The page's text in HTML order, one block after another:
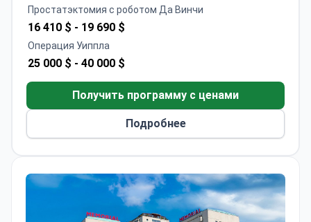
Простатэктомия с роботом Да Винчи
16 410 $ - 19 690 $
Операция Уиппла
25 000 $ - 40 000 $
Получить программу с ценами
Подробнее